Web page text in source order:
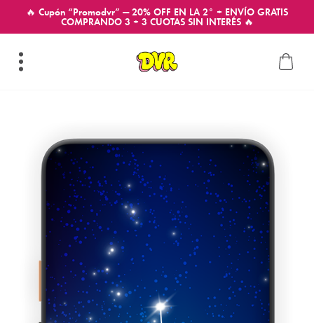
🔥 Cupón “Promodvr” — 20% OFF EN LA 2° + ENVÍO GRATIS
COMPRANDO 3 + 3 CUOTAS SIN INTERÉS 🔥